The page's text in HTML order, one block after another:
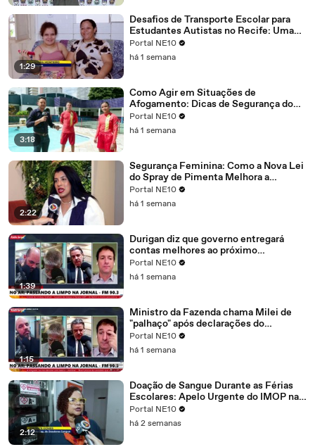
1:29
Desafios de Transporte Escolar para
Estudantes Autistas no Recife: Uma
Avaliação Crítica da Infraestrutura
Disponível
Portal NE10
há 1 semana
3:18
Como Agir em Situações de
Afogamento: Dicas de Segurança do
Corpo de Bombeiros para Salvar Vidas
Portal NE10
há 1 semana
2:22
Segurança Feminina: Como a Nova Lei
do Spray de Pimenta Melhora a
Proteção das Mulheras nas Ruas
Portal NE10
há 1 semana
1:39
Durigan diz que governo entregará
contas melhores ao próximo
presidente e descarta recessão em
2027
Portal NE10
há 1 semana
1:15
Ministro da Fazenda chama Milei de
"palhaço" após declarações do
presidente argentino
Portal NE10
há 1 semana
2:12
Doação de Sangue Durante as Férias
Escolares: Apelo Urgente do IMOP nas
Graças
Portal NE10
há 2 semanas